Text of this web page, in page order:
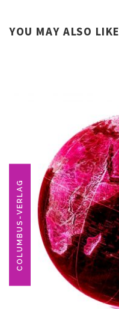
YOU MAY ALSO LIKE
COLUMBUS-VERLAG